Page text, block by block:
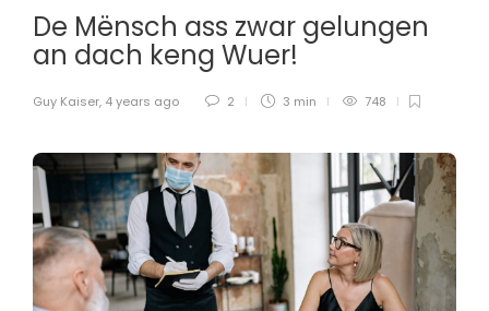
De Mënsch ass zwar gelungen
an dach keng Wuer!
Guy Kaiser, 4 years ago 2 3 min 748